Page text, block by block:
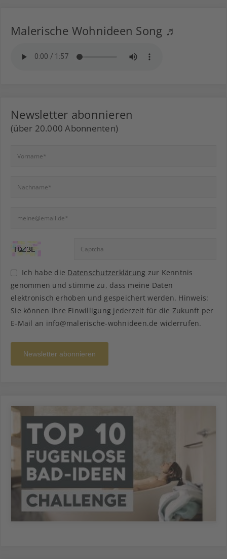
Malerische Wohnideen Song ♬
Newsletter abonnieren
(über 20.000 Abonnenten)
Ich habe die Datenschutzerklärung zur Kenntnis
genommen und stimme zu, dass meine Daten
elektronisch erhoben und gespeichert werden. Hinweis:
Sie können Ihre Einwilligung jederzeit für die Zukunft per
E-Mail an info@malerische-wohnideen.de widerrufen.